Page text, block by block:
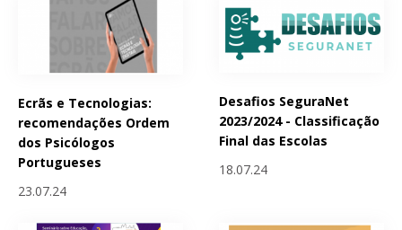
Ecrãs e Tecnologias:
recomendações Ordem
dos Psicólogos
Portugueses
23.07.24
Desafios SeguraNet
2023/2024 - Classificação
Final das Escolas
18.07.24